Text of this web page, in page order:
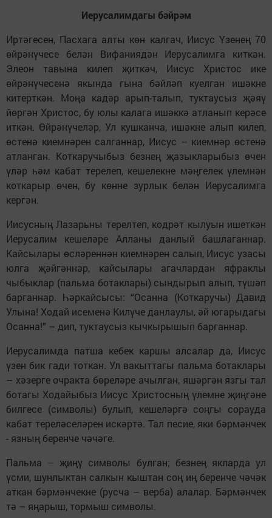
Иерусалимдагы бәйрәм
Иртәгесен, Пасхага алты көн калгач, Иисус Үзенең 70
өйрәнүчесе белән Вифаниядән Иерусалимга киткән.
Элеон тавына килеп җиткәч, Иисус Христос ике
өйрәнүчесенә якында гына бәйләп куелган ишәкне
китерткән. Моңа кадәр арып-талып, туктаусыз җәяү
йөргән Христос, бу юлы калага ишәккә атланып керәсе
иткән. Өйрәнүчеләр, Ул кушканча, ишәкне алып ки­леп,
өстенә киемнәрен салганнар, Иисус – киемнәр өстенә
атланган. Коткаручыбыз безнең җазыкларыбыз өчен
үләр һәм кабат терелеп, кешелекне мәңгелек үлемнән
коткарыр өчен, бу көнне зурлык белән Иерусалимга
кергән.
Иисусның Лазарьны терелтеп, кодрәт кылуын ишеткән
Иерусалим кешеләре Алланы данлый башлаганнар.
Кайсылары өсләреннән киемнәрен салып, Иисус узасы
юлга җәйгәннәр, кайсылары агачлардан яфраклы
чыбыклар (пальма ботаклары) сындырып алып, түшәп
барганнар. Һәркайсысы: “Осанна (Коткаручы) Да­вид
Улына! Ходай исеменә Килүче дан­лаулы, әй югарыдагы
Осанна!” – дип, тукта­усыз кычкырышып барганнар.
Иерусалимда патша кебек каршы алсалар да, Иисус
үзен бик гади тоткан. Ул вакыттагы пальма ботаклары
– хәзерге очракта бөреләре ачылган, яшәргән язгы тал
ботагы Ходайыбыз Иисус Христосның үлемне җиңгәне
билгесе (символы) булып, кешеләргә соңгы сорауда
кабат тереләселәрен искәртә. Тал песие, яки бәрмәнчек
- язның беренче чәчәге.
Пальма – җиңү символы булган; безнең якларда ул
үсми, шунлыктан салкын кыштан соң иң беренче чәчәк
аткан бәрмәнчекне (русча – верба) алалар. Бәрмәнчек
тә – яңарыш, тормыш символы.